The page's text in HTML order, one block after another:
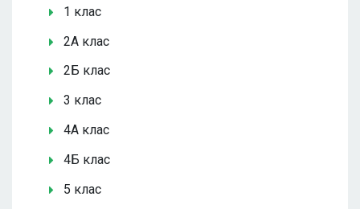
1 клас
2А клас
2Б клас
3 клас
4А клас
4Б клас
5 клас